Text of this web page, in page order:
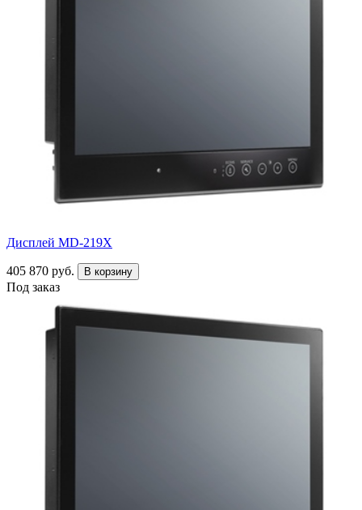
Дисплей MD-219X
405 870 руб. В корзину
Под заказ